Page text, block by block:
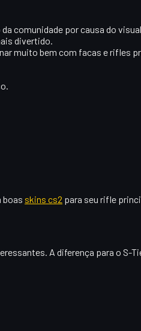
comunidade por causa do
divertido.
muito bem com facas e rifles
boas skins cs2 para seu rifle
A diferença para o S-